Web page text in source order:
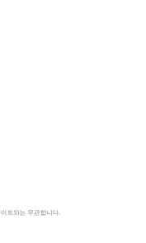
트와는 무관합니다.